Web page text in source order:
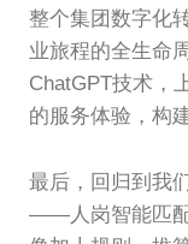
整个集团数字化
业旅程的全生命
ChatGPT技术，
的服务体验，构
最后，回归到我
——人岗智能匹配